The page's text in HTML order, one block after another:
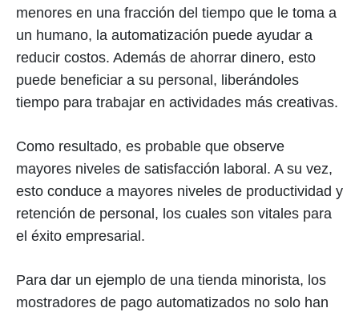
menores en una fracción del tiempo que le toma a
un humano, la automatización puede ayudar a
reducir costos. Además de ahorrar dinero, esto
puede beneficiar a su personal, liberándoles
tiempo para trabajar en actividades más creativas.
Como resultado, es probable que observe
mayores niveles de satisfacción laboral. A su vez,
esto conduce a mayores niveles de productividad y
retención de personal, los cuales son vitales para
el éxito empresarial.
Para dar un ejemplo de una tienda minorista, los
mostradores de pago automatizados no solo han